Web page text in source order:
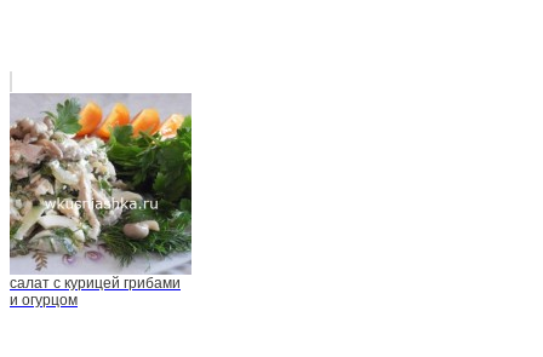
салат с курицей грибами
и огурцом